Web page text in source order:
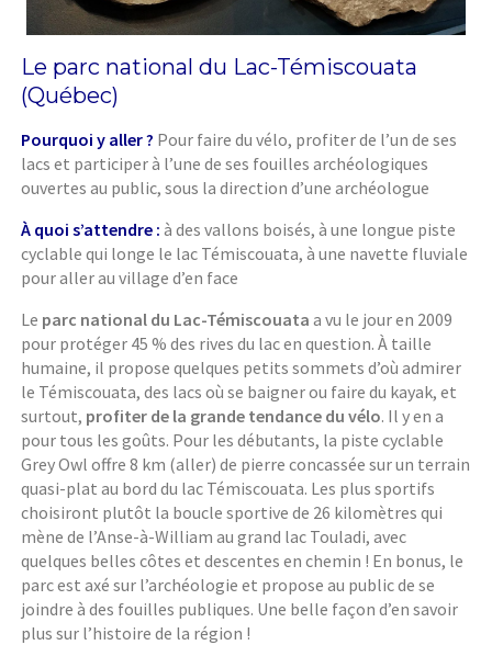
Le parc national du Lac-Témiscouata
(Québec)
Pourquoi y aller ? Pour faire du vélo, profiter de l’un de ses
lacs et participer à l’une de ses fouilles archéologiques
ouvertes au public, sous la direction d’une archéologue
À quoi s’attendre : à des vallons boisés, à une longue piste
cyclable qui longe le lac Témiscouata, à une navette fluviale
pour aller au village d’en face
Le parc national du Lac-Témiscouata a vu le jour en 2009
pour protéger 45 % des rives du lac en question. À taille
humaine, il propose quelques petits sommets d’où admirer
le Témiscouata, des lacs où se baigner ou faire du kayak, et
surtout, profiter de la grande tendance du vélo. Il y en a
pour tous les goûts. Pour les débutants, la piste cyclable
Grey Owl offre 8 km (aller) de pierre concassée sur un terrain
quasi-plat au bord du lac Témiscouata. Les plus sportifs
choisiront plutôt la boucle sportive de 26 kilomètres qui
mène de l’Anse-à-William au grand lac Touladi, avec
quelques belles côtes et descentes en chemin ! En bonus, le
parc est axé sur l’archéologie et propose au public de se
joindre à des fouilles publiques. Une belle façon d’en savoir
plus sur l’histoire de la région !